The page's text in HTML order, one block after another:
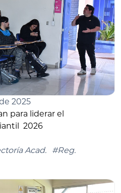
2025
para liderar el
2026
Acad.
#Reg.